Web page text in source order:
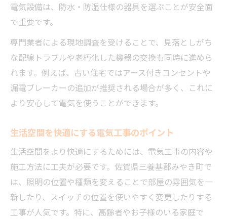
電気設備は、防水・防湿仕様の器具を選ぶことが安全面
で重要です。
専門業者による現地調査を受けることで、見落としがち
な配線トラブルや老朽化した機器の交換も同時に進めら
れます。例えば、古い住宅ではアース付きコンセントや
漏電ブレーカーの追加が推奨される場合が多く、これに
より安心して電気を使うことができます。
生活空間を快適にする電気工事のポイント
生活空間をより快適にするためには、電気工事の内容や
施工方法に工夫が必要です。佐賀県三養基郡みやき町で
は、照明の位置や種類を変えることで部屋の雰囲気を一
新したり、スイッチの位置を使いやすく変更したりする
工事が人気です。特に、高齢者やお子様のいる家庭で